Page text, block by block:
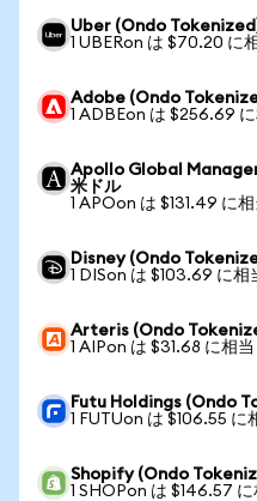
Uber (Ondo
1 UBERon は $70.20 に
Adobe (Ondo
1 ADBEon は $256.69 に
Apollo Global
米ドル
1 APOon は $131.49 に相
Disney (Ondo
1 DISon は $103.69 に相
Arteris (Ondo
1 AIPon は $31.68 に相当
Futu Holdings (Ondo
1 FUTUon は $106.55 に
Shopify (Ondo
1 SHOPon は $146.57 に